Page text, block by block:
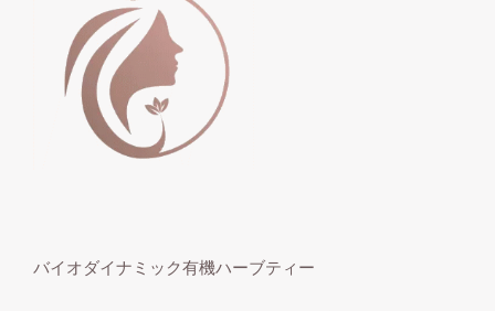
バイオダイナミック有機ハーブティー